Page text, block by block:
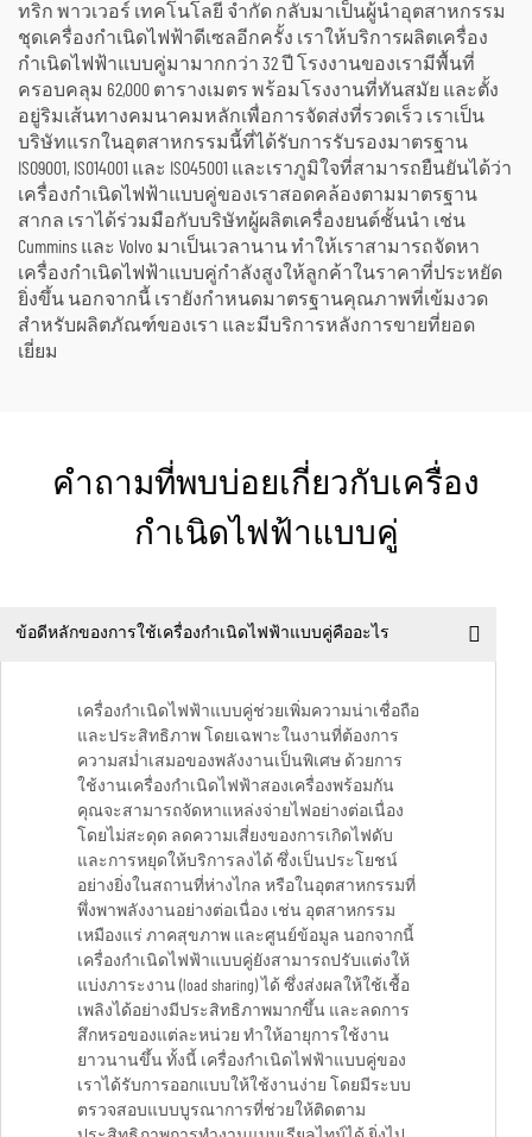
ทริก พาวเวอร์ เทคโนโลยี จำกัด กลับมาเป็นผู้นำอุตสาหกรรม
ชุดเครื่องกำเนิดไฟฟ้าดีเซลอีกครั้ง เราให้บริการผลิตเครื่อง
กำเนิดไฟฟ้าแบบคู่มามากกว่า 32 ปี โรงงานของเรามีพื้นที่
ครอบคลุม 62,000 ตารางเมตร พร้อมโรงงานที่ทันสมัย และตั้ง
อยู่ริมเส้นทางคมนาคมหลักเพื่อการจัดส่งที่รวดเร็ว เราเป็น
บริษัทแรกในอุตสาหกรรมนี้ที่ได้รับการรับรองมาตรฐาน
ISO9001, ISO14001 และ ISO45001 และเราภูมิใจที่สามารถยืนยันได้ว่า
เครื่องกำเนิดไฟฟ้าแบบคู่ของเราสอดคล้องตามมาตรฐาน
สากล เราได้ร่วมมือกับบริษัทผู้ผลิตเครื่องยนต์ชั้นนำ เช่น
Cummins และ Volvo มาเป็นเวลานาน ทำให้เราสามารถจัดหา
เครื่องกำเนิดไฟฟ้าแบบคู่กำลังสูงให้ลูกค้าในราคาที่ประหยัด
ยิ่งขึ้น นอกจากนี้ เรายังกำหนดมาตรฐานคุณภาพที่เข้มงวด
สำหรับผลิตภัณฑ์ของเรา และมีบริการหลังการขายที่ยอด
เยี่ยม
คำถามที่พบบ่อยเกี่ยวกับเครื่อง
กำเนิดไฟฟ้าแบบคู่
ข้อดีหลักของการใช้เครื่องกำเนิดไฟฟ้าแบบคู่คืออะไร
เครื่องกำเนิดไฟฟ้าแบบคู่ช่วยเพิ่มความน่าเชื่อถือ
และประสิทธิภาพ โดยเฉพาะในงานที่ต้องการ
ความสม่ำเสมอของพลังงานเป็นพิเศษ ด้วยการ
ใช้งานเครื่องกำเนิดไฟฟ้าสองเครื่องพร้อมกัน
คุณจะสามารถจัดหาแหล่งจ่ายไฟอย่างต่อเนื่อง
โดยไม่สะดุด ลดความเสี่ยงของการเกิดไฟดับ
และการหยุดให้บริการลงได้ ซึ่งเป็นประโยชน์
อย่างยิ่งในสถานที่ห่างไกล หรือในอุตสาหกรรมที่
พึ่งพาพลังงานอย่างต่อเนื่อง เช่น อุตสาหกรรม
เหมืองแร่ ภาคสุขภาพ และศูนย์ข้อมูล นอกจากนี้
เครื่องกำเนิดไฟฟ้าแบบคู่ยังสามารถปรับแต่งให้
แบ่งภาระงาน (load sharing) ได้ ซึ่งส่งผลให้ใช้เชื้อ
เพลิงได้อย่างมีประสิทธิภาพมากขึ้น และลดการ
สึกหรอของแต่ละหน่วย ทำให้อายุการใช้งาน
ยาวนานขึ้น ทั้งนี้ เครื่องกำเนิดไฟฟ้าแบบคู่ของ
เราได้รับการออกแบบให้ใช้งานง่าย โดยมีระบบ
ตรวจสอบแบบบูรณาการที่ช่วยให้ติดตาม